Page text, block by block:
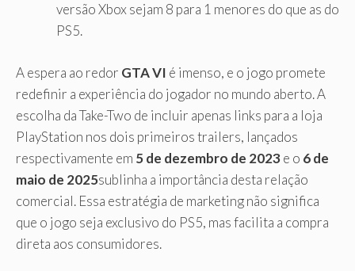
versão Xbox sejam 8 para 1 menores do que as do
PS5.
A espera ao redor GTA VI é imenso, e o jogo promete
redefinir a experiência do jogador no mundo aberto. A
escolha da Take-Two de incluir apenas links para a loja
PlayStation nos dois primeiros trailers, lançados
respectivamente em 5 de dezembro de 2023e o 6 de
maio de 2025sublinha a importância desta relação
comercial. Essa estratégia de marketing não significa
que o jogo seja exclusivo do PS5, mas facilita a compra
direta aos consumidores.